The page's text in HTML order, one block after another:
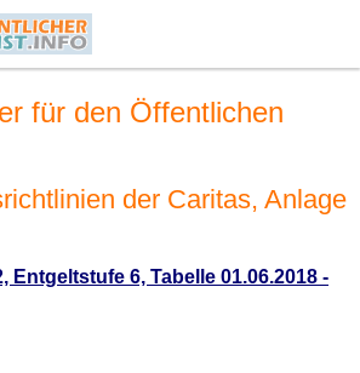
für den Öffentlichen
der Caritas, Anlage
Entgeltstufe 6, Tabelle 01.06.2018 -